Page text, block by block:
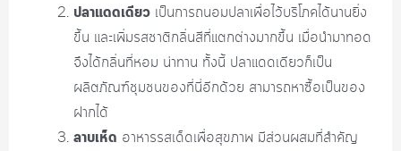
ปลาแดดเดียวเป็นการถนอมปลาเพื่อไว้บริโภคได้นานยิ่ง
ขึ้น และเพิ่มรสชาติกลิ่นสีที่แตกต่างมากขึ้น เมื่อนำมาทอด
จึงได้กลิ่นที่หอม น่าทาน ทั้งนี้ ปลาแดดเดียวก็เป็น
ผลิตภัณฑ์ชุมชนของที่นี่อีกด้วย สามารถหาซื้อเป็นของ
ฝากได้
ลาบเห็ด อาหารรสเด็ดเพื่อสุขภาพ มีส่วนผสมที่สำคัญ